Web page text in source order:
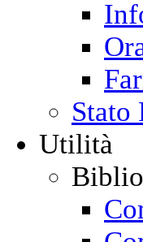
Stato
Utilità